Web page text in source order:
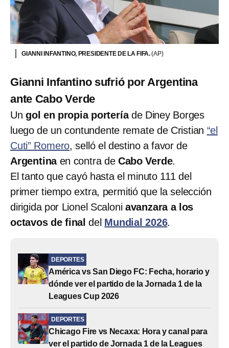
GIANNI INFANTINO, PRESIDENTE DE LA FIFA.(AP)
Gianni Infantino sufrió por Argentina
ante Cabo Verde
Un gol en propia porteríade Diney Borges
luego de un contundente remate de Cristian “el
Cuti” Romero, selló el destino a favor de
Argentinaen contra de Cabo Verde.
El tanto que cayó hasta el minuto 111 del
primer tiempo extra, permitió que la selección
dirigida por Lionel Scaloni avanzara a los
octavos de final del Mundial 2026.
DEPORTES
América vs San Diego FC: Fecha, horario y
dónde ver el partido de la Jornada 1 de la
Leagues Cup 2026
DEPORTES
Chicago Fire vs Necaxa: Hora y canal para
ver el partido de Jornada 1 de la Leagues